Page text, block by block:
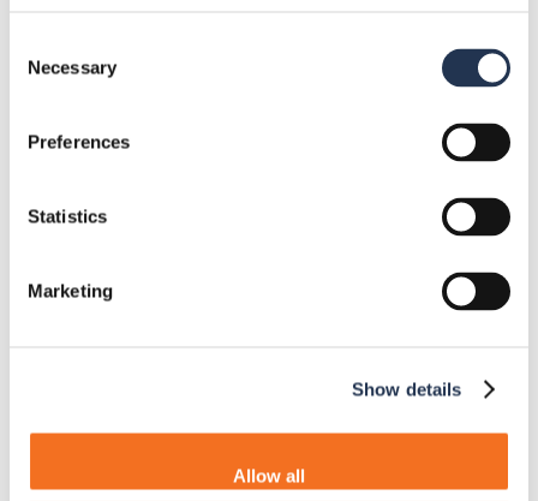
Selection
Necessary
Preferences
Statistics
Marketing
Show details
Allow all
qualità, conformi alle
specifiche richieste e
in grado di soddisfare
le esigenze dei nostri
qualità è un elemento
chiave della nostra
fase del processo.
lo standard IDEA STD-